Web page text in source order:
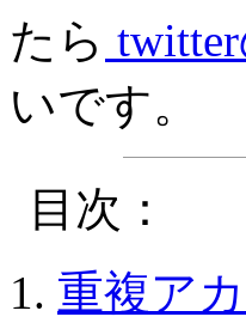
たら
いです。
目次：
重複ア